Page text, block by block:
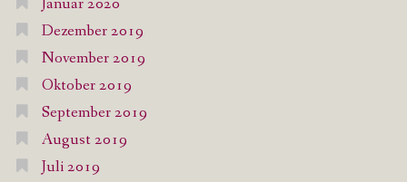
Dezember 2019
November 2019
Oktober 2019
September 2019
August 2019
Juli 2019